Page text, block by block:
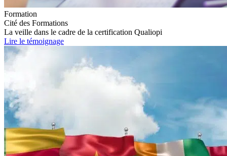
Formation
Cité des Formations
La veille dans le cadre de la certification Qualiopi
Lire le témoignage